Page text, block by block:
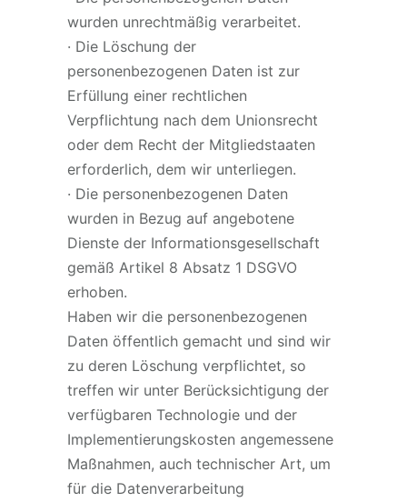
wurden unrechtmäßig verarbeitet.
· Die Löschung der
personenbezogenen Daten ist zur
Erfüllung einer rechtlichen
Verpflichtung nach dem Unionsrecht
oder dem Recht der Mitgliedstaaten
erforderlich, dem wir unterliegen.
· Die personenbezogenen Daten
wurden in Bezug auf angebotene
Dienste der Informationsgesellschaft
gemäß Artikel 8 Absatz 1 DSGVO
erhoben.
Haben wir die personenbezogenen
Daten öffentlich gemacht und sind wir
zu deren Löschung verpflichtet, so
treffen wir unter Berücksichtigung der
verfügbaren Technologie und der
Implementierungskosten angemessene
Maßnahmen, auch technischer Art, um
für die Datenverarbeitung